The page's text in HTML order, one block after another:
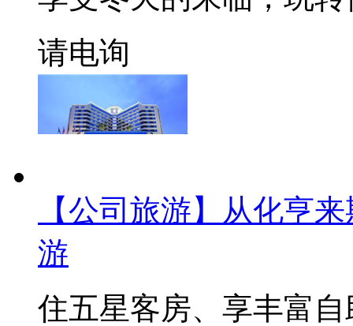
请电询
【公司旅游】从化亨
游
住五星客房、享丰富